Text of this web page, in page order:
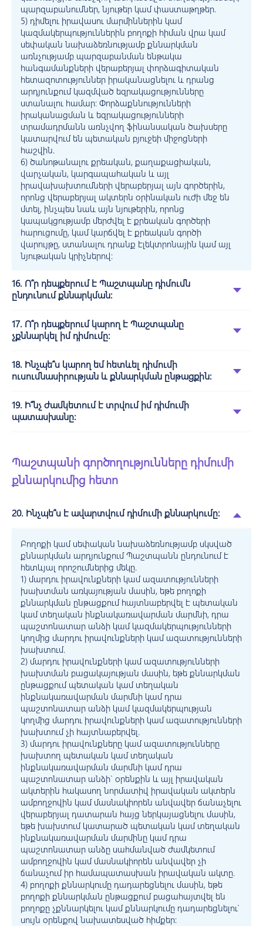
պարզաբանումներ, նյութեր կամ փաստաթղթեր.
5) դիմելու իրավասու մարմիններին կամ
կազմակերպություններին բողոքի հիման վրա կամ
սեփական նախաձեռնությամբ քննարկման
առնչությամբ պարզաբանման ենթակա
հանգամանքների վերաբերյալ փորձագիտական
հետազոտություններ իրականացնելու և դրանց
արդյունքում կազմված եզրակացությունները
ստանալու համար: Փորձաքննությունների
իրականացման և եզրակացությունների
տրամադրմանն առնչվող ֆինանսական ծախսերը
կատարվում են պետական բյուջեի միջոցների
հաշվին.
6) ծանոթանալու քրեական, քաղաքացիական,
վարչական, կարգապահական և այլ
իրավախախտումների վերաբերյալ այն գործերին,
որոնց վերաբերյալ ակտերն օրինական ուժի մեջ են
մտել, ինչպես նաև այն նյութերին, որոնց
կապակցությամբ մերժվել է քրեական գործերի
հարուցումը, կամ կարճվել է քրեական գործի
վարույթը, ստանալու դրանք էլեկտրոնային կամ այլ
նյութական կրիչներով:
16. Ո՞ր դեպքերում է Պաշտպանը դիմումն
ընդունում քննարկման:
17. Ո՞ր դեպքերում կարող է Պաշտպանը
չքննարկել իմ դիմումը:
18. Ինչպե՞ս կարող եմ հետևել դիմումի
ուսումնասիրության և քննարկման ընթացքին:
19. Ի՞նչ ժամկետում է տրվում իմ դիմումի
պատասխանը:
Պաշտպանի գործողությունները դիմումի
քննարկումից հետո
20. Ինչպե՞ս է ավարտվում դիմումի քննարկումը:
Բողոքի կամ սեփական նախաձեռնությամբ սկսված
քննարկման արդյունքում Պաշտպանն ընդունում է
հետևյալ որոշումներից մեկը.
1) մարդու իրավունքների կամ ազատությունների
խախտման առկայության մասին, եթե բողոքի
քննարկման ընթացքում հայտնաբերվել է պետական
կամ տեղական ինքնակառավարման մարմնի, դրա
պաշտոնատար անձի կամ կազմակերպությունների
կողմից մարդու իրավունքների կամ ազատությունների
խախտում.
2) մարդու իրավունքների կամ ազատությունների
խախտման բացակայության մասին, եթե քննարկման
ընթացքում պետական կամ տեղական
ինքնակառավարման մարմնի կամ դրա
պաշտոնատար անձի կամ կազմակերպության
կողմից մարդու իրավունքների կամ ազատությունների
խախտում չի հայտնաբերվել.
3) մարդու իրավունքները կամ ազատությունները
խախտող պետական կամ տեղական
ինքնակառավարման մարմնի կամ դրա
պաշտոնատար անձի` օրենքին և այլ իրավական
ակտերին հակասող նորմատիվ իրավական ակտերն
ամբողջովին կամ մասնակիորեն անվավեր ճանաչելու
վերաբերյալ դատարան հայց ներկայացնելու մասին,
եթե խախտում կատարած պետական կամ տեղական
ինքնակառավարման մարմինը կամ դրա
պաշտոնատար անձը սահմանված ժամկետում
ամբողջովին կամ մասնակիորեն անվավեր չի
ճանաչում իր համապատասխան իրավական ակտը.
4) բողոքի քննարկումը դադարեցնելու մասին, եթե
բողոքի քննարկման ընթացքում բացահայտվել են
բողոքը չքննարկելու կամ քննարկումը դադարեցնելու՝
սույն օրենքով նախատեսված հիմքեր: